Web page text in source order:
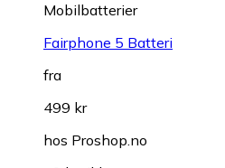
Mobilbatterier
Fairphone 5 Batteri
fra
499 kr
hos Proshop.no